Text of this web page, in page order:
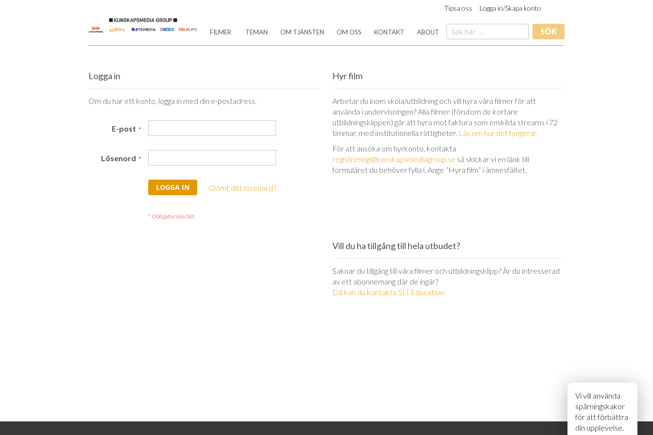
Vi vill använda
spårningskakor
för att förbättra
din upplevelse.
Tipsa oss Logga in/Skapa konto
Content
FILMER TEMAN OM TJÄNSTEN OM OSS KONTAKT ABOUT SÖK
Logga in
Om du har ett konto, logga in med din e-postadress.
E-post
Lösenord
LOGGA IN Glömt ditt lösenord?
Hyr film
Arbetar du inom skola/utbildning och vill hyra våra filmer för att
använda i undervisningen? Alla filmer (förutom de kortare
utbildningsklippen) går att hyra mot faktura som enskilda streams i 72
timmar, med institutionella rättigheter. Läs om hur det fungerar.
För att ansöka om hyrkonto, kontakta
registrering@kunskapsmediagroup.se så skickar vi en länk till
formuläret du behöver fylla i. Ange ”Hyra film” i ämnesfältet.
Vill du ha tillgång till hela utbudet?
Saknar du tillgång till våra filmer och utbildningsklipp? Är du intresserad
av ett abonnemang där de ingår?
Då kan du kontakta SLI Education.